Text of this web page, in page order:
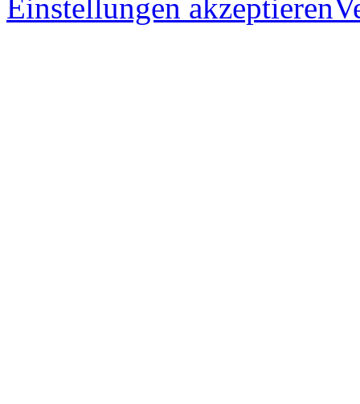
Einstellungen akzeptieren